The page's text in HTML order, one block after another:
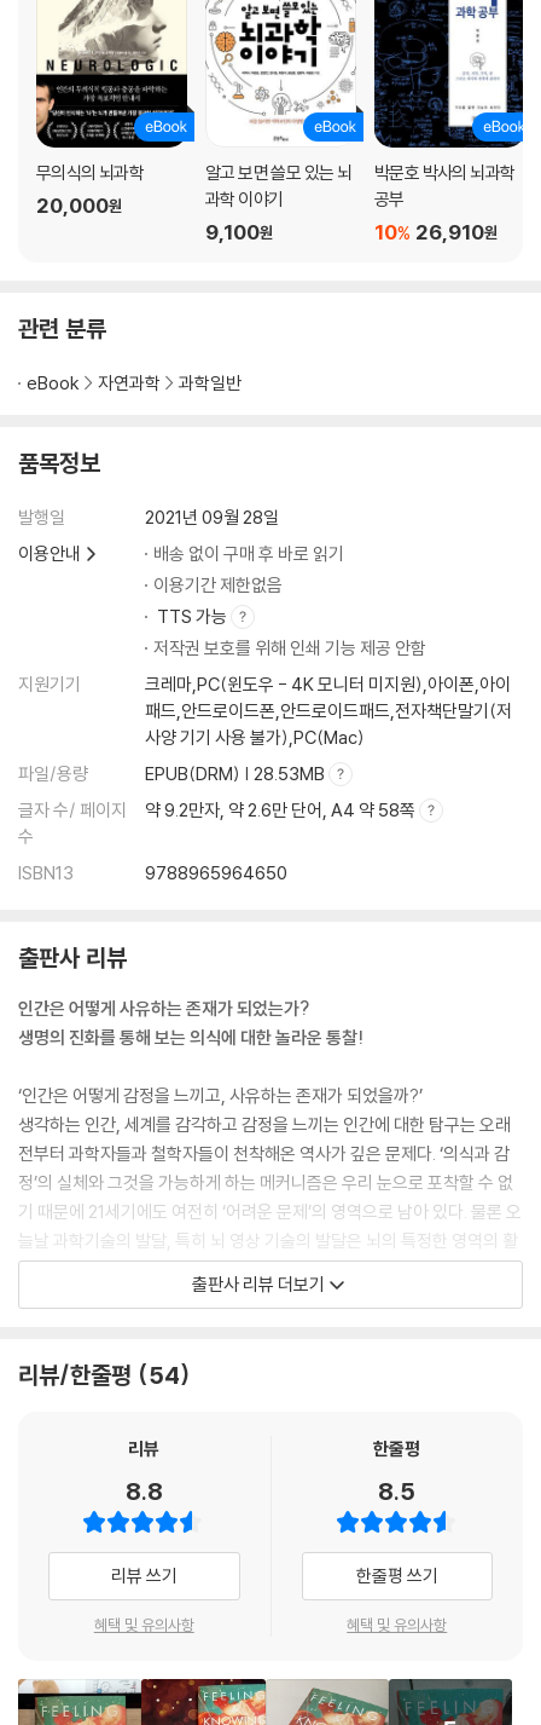
무의식의 뇌과학
20,000원
알고 보면 쓸모 있는 뇌
과학 이야기
9,100원
박문호 박사의 뇌과학
공부
26,910원
10%
관련 분류
eBook 자연과학 과학일반
품목정보
발행일
2021년 09월 28일
이용안내
배송 없이 구매 후 바로 읽기
이용기간 제한없음
TTS 가능
저작권 보호를 위해 인쇄 기능 제공 안함
지원기기
크레마,PC(윈도우 - 4K 모니터 미지원),아이폰,아이
패드,안드로이드폰,안드로이드패드,전자책단말기(저
사양 기기 사용 불가),PC(Mac)
파일/용량
EPUB(DRM) | 28.53MB
글자 수/ 페이지
수
약 9.2만자, 약 2.6만 단어, A4 약 58쪽
ISBN13 9788965964650
출판사 리뷰
인간은 어떻게 사유하는 존재가 되었는가?
생명의 진화를 통해 보는 의식에 대한 놀라운 통찰!
‘인간은 어떻게 감정을 느끼고, 사유하는 존재가 되었을까?’
생각하는 인간, 세계를 감각하고 감정을 느끼는 인간에 대한 탐구는 오래
전부터 과학자들과 철학자들이 천착해온 역사가 깊은 문제다. ‘의식과 감
정’의 실체와 그것을 가능하게 하는 메커니즘은 우리 눈으로 포착할 수 없
기 때문에 21세기에도 여전히 ‘어려운 문제’의 영역으로 남아 있다. 물론 오
늘날 과학기술의 발달, 특히 뇌 영상 기술의 발달은 뇌의 특정한 영역의 활
성화 정도를 시각적으로 추적 관찰할 수 있게 함으로써 의식의 비밀을 풀
게 해줄 더 많은 지식의 축적을 가능하게 해주었다. 그러나 이렇게 수집된
같다.
‘사유하는 인간’에 대한 가장 널리 알려진 잠언은 16세기 프랑스의 철학자
인상적인 경구 안에는 서양 근대 철학의 근간이자 오늘날까지도 유효하게
작동 중인 ‘인간의 이성(理性)에 대한 철저한 믿음’이 담겨 있다. 데카르트
는 인간의 신체와 정신을 분리한 심신이원론을 주장하며 이성의 역할을 강
조했다. 그러나 안토니오 다마지오는 올바른 선택을 하는 판단력은 이성이
아니라 감정에서 생긴다고 주장한다. 그의 연구가 전 세계적으로 센세이셔
는 평을 받는 까닭은 인간의 이성에 가려져 그동안 제대로 주목받지 못했
던 ‘느낌과 감정’의 중요성을 조명하고, 이를 인간의 의식을 설명하는 열쇠
출판사 리뷰 더보기
리뷰/한줄평 54
리뷰
8.8
리뷰 쓰기
혜택 및 유의사항
한줄평
8.5
한줄평 쓰기
혜택 및 유의사항